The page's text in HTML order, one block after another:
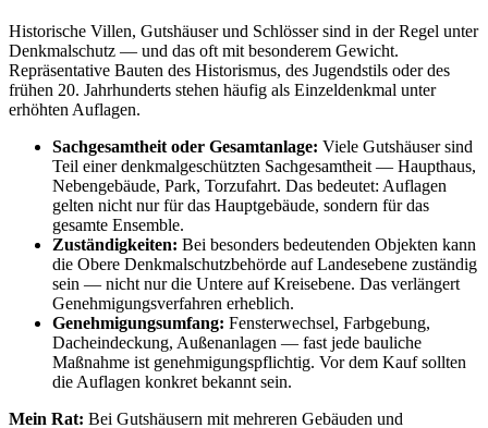
Historische Villen, Gutshäuser und Schlösser sind in der Regel unter
Denkmalschutz — und das oft mit besonderem Gewicht.
Repräsentative Bauten des Historismus, des Jugendstils oder des
frühen 20. Jahrhunderts stehen häufig als Einzeldenkmal unter
erhöhten Auflagen.
Sachgesamtheit oder Gesamtanlage: Viele Gutshäuser sind
Teil einer denkmalgeschützten Sachgesamtheit — Haupthaus,
Nebengebäude, Park, Torzufahrt. Das bedeutet: Auflagen
gelten nicht nur für das Hauptgebäude, sondern für das
gesamte Ensemble.
Zuständigkeiten: Bei besonders bedeutenden Objekten kann
die Obere Denkmalschutzbehörde auf Landesebene zuständig
sein — nicht nur die Untere auf Kreisebene. Das verlängert
Genehmigungsverfahren erheblich.
Genehmigungsumfang: Fensterwechsel, Farbgebung,
Dacheindeckung, Außenanlagen — fast jede bauliche
Maßnahme ist genehmigungspflichtig. Vor dem Kauf sollten
die Auflagen konkret bekannt sein.
Mein Rat: Bei Gutshäusern mit mehreren Gebäuden und